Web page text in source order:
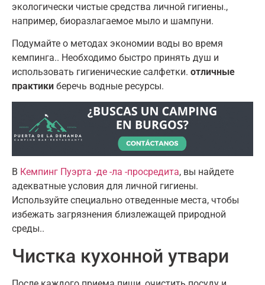
экологически чистые средства личной гигиены.,
например, биоразлагаемое мыло и шампуни.
Подумайте о методах экономии воды во время
кемпинга.. Необходимо быстро принять душ и
использовать гигиенические салфетки. отличные
практики беречь водные ресурсы.
В Кемпинг Пуэрта -де -ла -просредита, вы найдете
адекватные условия для личной гигиены.
Используйте специально отведенные места, чтобы
избежать загрязнения близлежащей природной
среды..
Чистка кухонной утвари